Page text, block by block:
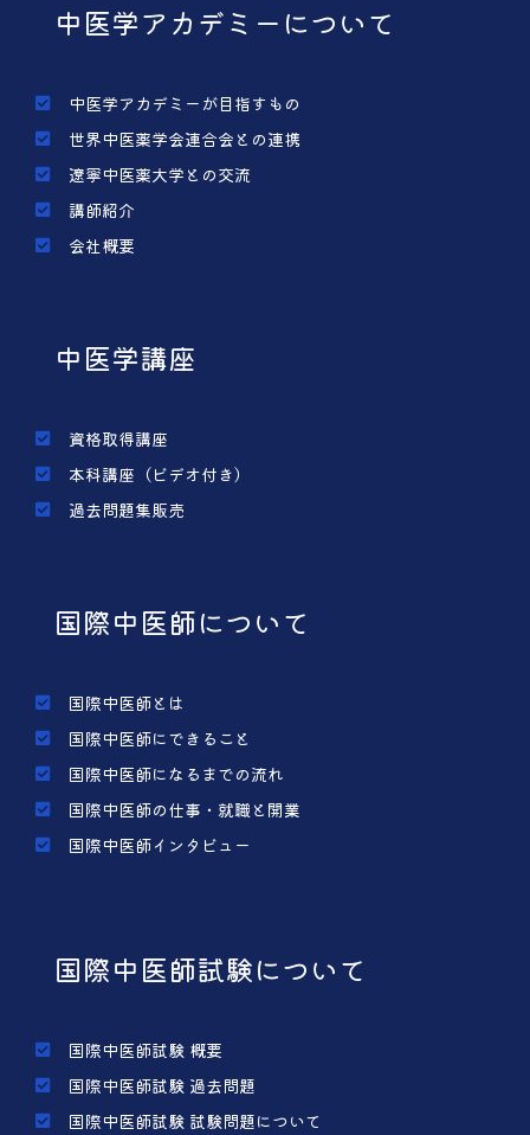
中医学アカデミーについて
中医学アカデミーが目指すもの
世界中医薬学会連合会との連携
遼寧中医薬大学との交流
講師紹介
会社概要
中医学講座
資格取得講座
本科講座（ビデオ付き）
過去問題集販売
国際中医師について
国際中医師とは
国際中医師にできること
国際中医師になるまでの流れ
国際中医師の仕事・就職と開業
国際中医師インタビュー
国際中医師試験について
国際中医師試験 概要
国際中医師試験 過去問題
国際中医師試験 試験問題について